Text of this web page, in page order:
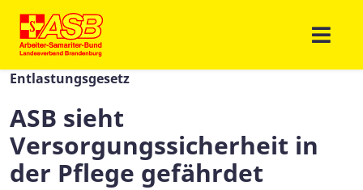
Entlastungsgesetz
ASB sieht
Versorgungssicherheit in
der Pflege gefährdet